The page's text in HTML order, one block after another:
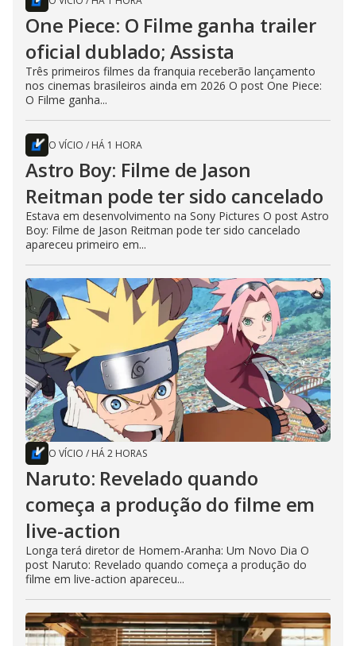
One Piece: O Filme ganha trailer
oficial dublado; Assista
Três primeiros filmes da franquia receberão lançamento
nos cinemas brasileiros ainda em 2026 O post One Piece:
O Filme ganha...
O VÍCIO / HÁ 1 HORA
Astro Boy: Filme de Jason
Reitman pode ter sido cancelado
Estava em desenvolvimento na Sony Pictures O post Astro
Boy: Filme de Jason Reitman pode ter sido cancelado
apareceu primeiro em...
O VÍCIO / HÁ 2 HORAS
Naruto: Revelado quando
começa a produção do filme em
live-action
Longa terá diretor de Homem-Aranha: Um Novo Dia O
post Naruto: Revelado quando começa a produção do
filme em live-action apareceu...